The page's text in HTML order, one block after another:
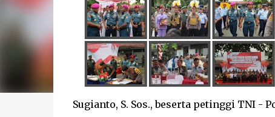
Sugianto, S. Sos., beserta petinggi TNI -